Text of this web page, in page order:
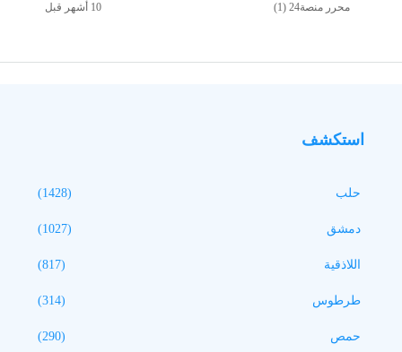
محرر منصة24 (1)
استكشف
حلب (1428)
دمشق (1027)
اللاذقية (817)
طرطوس (314)
حمص (290)